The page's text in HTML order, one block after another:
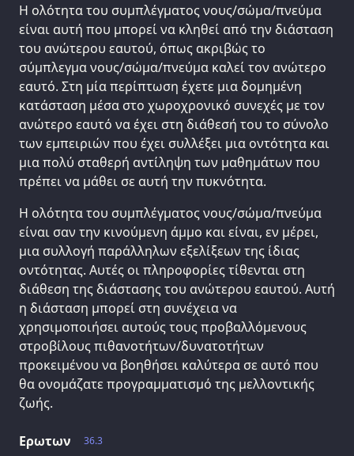
Η ολότητα του συμπλέγματος νους/σώμα/πνεύμα
είναι αυτή που μπορεί να κληθεί από την διάσταση
του ανώτερου εαυτού, όπως ακριβώς το
σύμπλεγμα νους/σώμα/πνεύμα καλεί τον ανώτερο
εαυτό. Στη μία περίπτωση έχετε μια δομημένη
κατάσταση μέσα στο χωροχρονικό συνεχές με τον
ανώτερο εαυτό να έχει στη διάθεσή του το σύνολο
των εμπειριών που έχει συλλέξει μια οντότητα και
μια πολύ σταθερή αντίληψη των μαθημάτων που
πρέπει να μάθει σε αυτή την πυκνότητα.
Η ολότητα του συμπλέγματος νους/σώμα/πνεύμα
είναι σαν την κινούμενη άμμο και είναι, εν μέρει,
μια συλλογή παράλληλων εξελίξεων της ίδιας
οντότητας. Αυτές οι πληροφορίες τίθενται στη
διάθεση της διάστασης του ανώτερου εαυτού. Αυτή
η διάσταση μπορεί στη συνέχεια να
χρησιμοποιήσει αυτούς τους προβαλλόμενους
στροβίλους πιθανοτήτων/δυνατοτήτων
προκειμένου να βοηθήσει καλύτερα σε αυτό που
θα ονομάζατε προγραμματισμό της μελλοντικής
ζωής.
36.3
Ερωτων